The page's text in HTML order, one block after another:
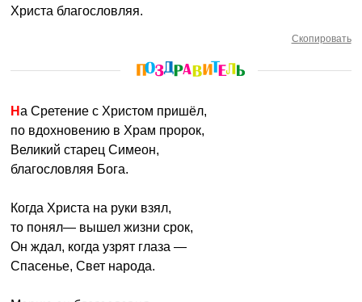
Христа благословляя.
Скопировать
На Сретение с Христом пришёл,
по вдохновению в Храм пророк,
Великий старец Симеон,
благословляя Бога.
Когда Христа на руки взял,
то понял— вышел жизни срок,
Он ждал, когда узрят глаза —
Спасенье, Свет народа.